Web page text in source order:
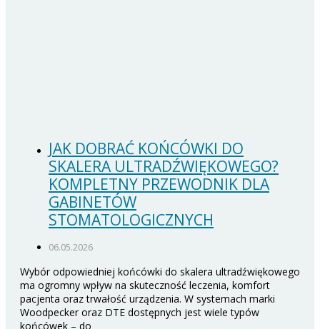
JAK DOBRAĆ KOŃCÓWKI DO
SKALERA ULTRADŹWIĘKOWEGO?
KOMPLETNY PRZEWODNIK DLA
GABINETÓW
STOMATOLOGICZNYCH
06.05.2026
Wybór odpowiedniej końcówki do skalera ultradźwiękowego
ma ogromny wpływ na skuteczność leczenia, komfort
pacjenta oraz trwałość urządzenia. W systemach marki
Woodpecker oraz DTE dostępnych jest wiele typów
końcówek – do